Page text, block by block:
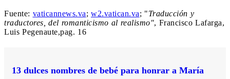
Fuente: vaticannews.va; w2.vatican.va; "Traducción y
traductores, del romanticismo al realismo", Francisco Lafarga,
Luis Pegenaute,pag. 16
13 dulces nombres de bebé para honrar a María